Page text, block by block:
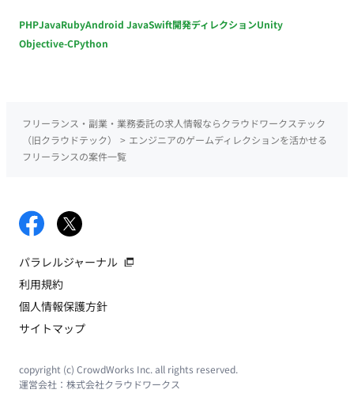
カットキー）、PowerPoint その他：VB（読解が発生する可能
性あり） ■開発フェーズと予定 既存の動画配信サービスの運用
仕組みや運用の流れを学ぶことができます。マニュアルやサポ
ート体制がしっかりしているため、IT知識を活かして着実にス
ス・土日夜間可否） 基本の稼働時間は10：00～19：00となり
ます。時短や土日夜間の稼働は原則不可となります。
PHPJavaRubyAndroid JavaSwift開発ディレクションUnity
Objective-CPython
フリーランス・副業・業務委託の求人情報ならクラウドワークステック
（旧クラウドテック）
> エンジニアのゲームディレクションを活かせる
フリーランスの案件一覧
パラレルジャーナル
利用規約
個人情報保護方針
サイトマップ
copyright (c) CrowdWorks Inc. all rights reserved.
運営会社： 株式会社クラウドワークス